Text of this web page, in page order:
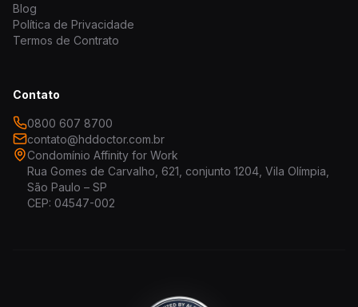
Blog
Política de Privacidade
Termos de Contrato
Contato
0800 607 8700
contato@hddoctor.com.br
Condomínio Affinity for Work
Rua Gomes de Carvalho, 621, conjunto 1204, Vila Olímpia,
São Paulo – SP
CEP: 04547-002